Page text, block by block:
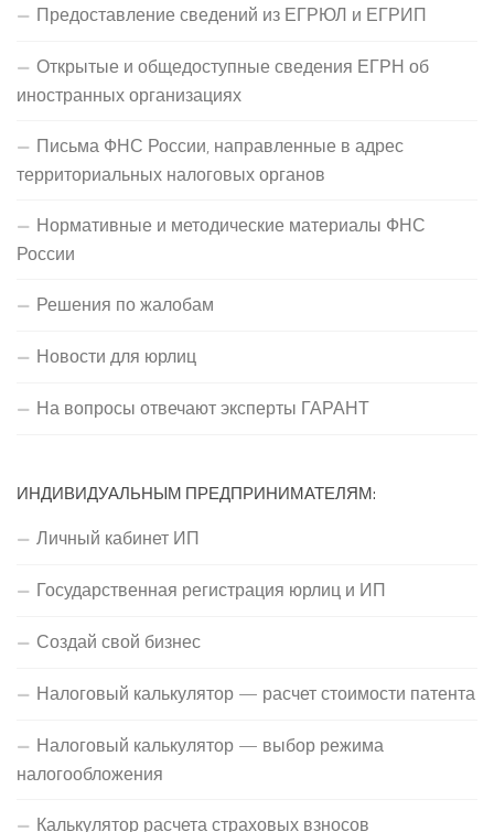
Предоставление сведений из ЕГРЮЛ и ЕГРИП
Открытые и общедоступные сведения ЕГРН об
иностранных организациях
Письма ФНС России, направленные в адрес
территориальных налоговых органов
Нормативные и методические материалы ФНС
России
Решения по жалобам
Новости для юрлиц
На вопросы отвечают эксперты ГАРАНТ
ИНДИВИДУАЛЬНЫМ ПРЕДПРИНИМАТЕЛЯМ:
Личный кабинет ИП
Государственная регистрация юрлиц и ИП
Создай свой бизнес
Налоговый калькулятор — расчет стоимости патента
Налоговый калькулятор — выбор режима
налогообложения
Калькулятор расчета страховых взносов